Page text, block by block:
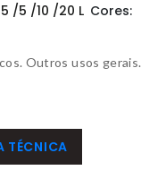
/5 /10 /20 L Cores:
Outros usos gerais.
TÉCNICA